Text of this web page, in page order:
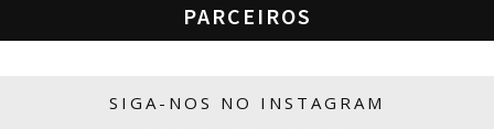
PARCEIROS
SIGA-NOS NO INSTAGRAM